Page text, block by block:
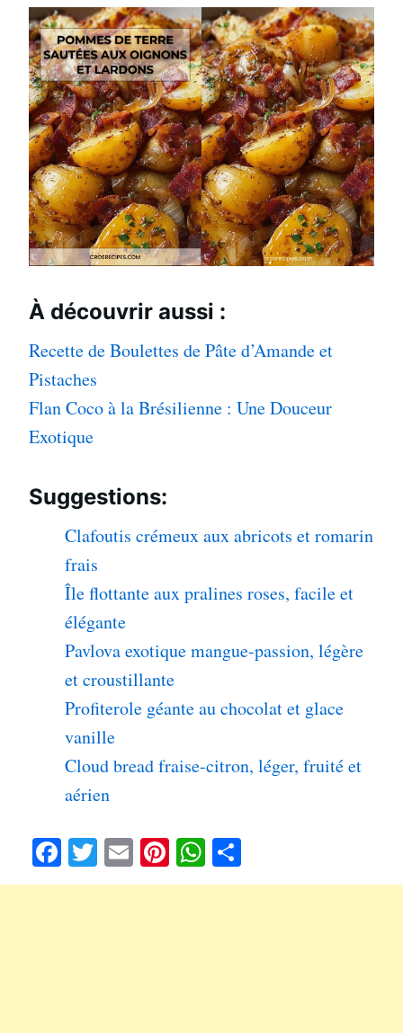
À découvrir aussi :
Recette de Boulettes de Pâte d’Amande et
Pistaches
Flan Coco à la Brésilienne : Une Douceur
Exotique
Suggestions:
Clafoutis crémeux aux abricots et romarin
frais
Île flottante aux pralines roses, facile et
élégante
Pavlova exotique mangue-passion, légère
et croustillante
Profiterole géante au chocolat et glace
vanille
Cloud bread fraise-citron, léger, fruité et
aérien
Fa
ce
T
wi
E
m
Pi
nt
W
ha rt